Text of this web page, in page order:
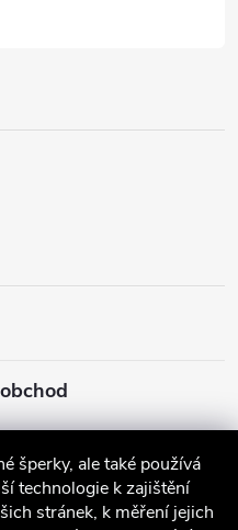
šperky, ale také používá
technologie k zajištění
stránek, k měření jejich